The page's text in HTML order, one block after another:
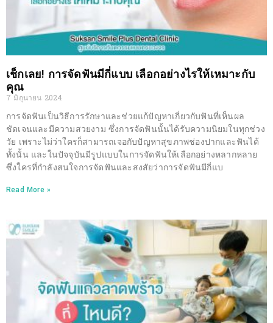
เช็กเลย! การจัดฟันมีกี่แบบ เลือกอย่างไรให้เหมาะกับ
คุณ
7 มิถุนายน 2024
การจัดฟันเป็นวิธีการรักษาและช่วยแก้ปัญหาเกี่ยวกับฟันที่เห็นผล
ชัดเจนและมีความสวยงาม ซึ่งการจัดฟันนั้นได้รับความนิยมในทุกช่วง
วัย เพราะไม่ว่าใครก็สามารถเจอกับปัญหาสุขภาพช่องปากและฟันได้
ทั้งนั้น และในปัจจุบันมีรูปแบบในการจัดฟันให้เลือกอย่างหลากหลาย
ซึ่งใครที่กำลังสนใจการจัดฟันและสงสัยว่าการจัดฟันมีกี่แบ
Read More »